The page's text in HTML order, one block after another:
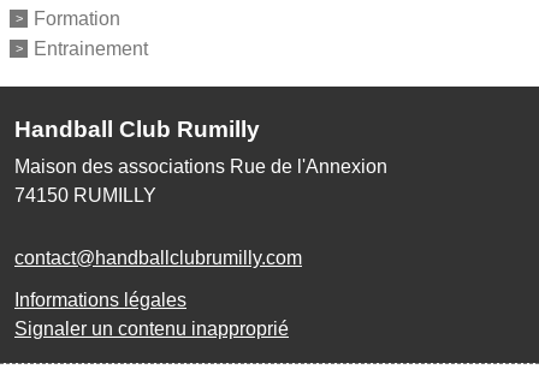
Formation
Entrainement
Handball Club Rumilly
Maison des associations Rue de l'Annexion
74150 RUMILLY
contact@handballclubrumilly.com
Informations légales
Signaler un contenu inapproprié